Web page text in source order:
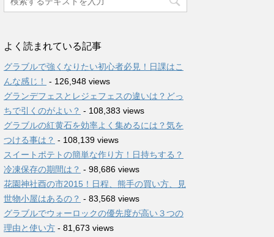
よく読まれている記事
グラブルで強くなりたい初心者必見！日課はこ
んな感じ！
- 126,948 views
グランデフェスとレジェフェスの違いは？どっ
ちで引くのがよい？ - 108,383 views
グラブルの紅黄石を効率よく集めるには？気を
つける事は？ - 108,139 views
スイートポテトの簡単な作り方！日持ちする？
冷凍保存の期間は？ - 98,686 views
花園神社酉の市2015！日程、熊手の買い方、見
世物小屋はあるの？ - 83,568 views
グラブルでウォーロックの優先度が高い３つの
理由と使い方 - 81,673 views